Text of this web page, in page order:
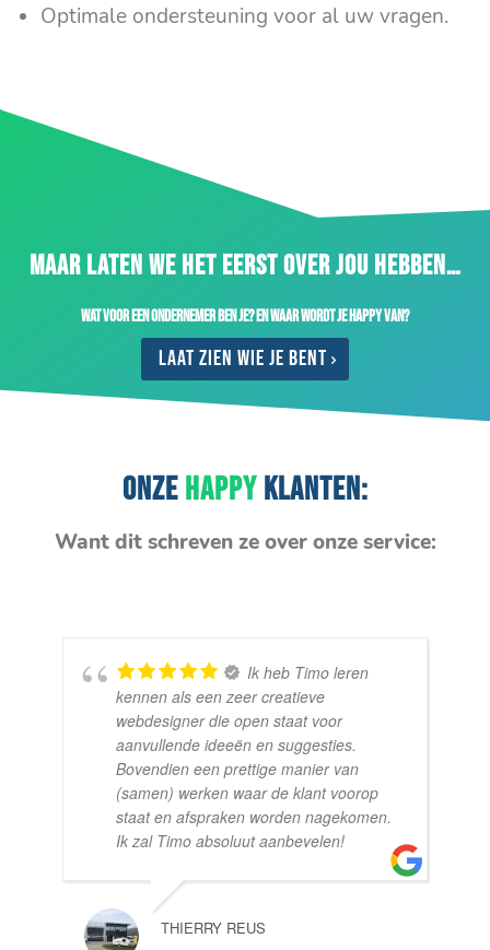
Optimale ondersteuning voor al uw vragen.
MAAR LATEN WE HET EERST OVER JOU HEBBEN…
Wat voor een ondernemer ben je? En waar wordt je happy van?
Laat zien wie je bent
ONZEHAPPYKLANTEN:
Want dit schreven ze over onze service:
Ik heb Timo leren
kennen als een zeer creatieve
webdesigner die open staat voor
aanvullende ideeën en suggesties.
Bovendien een prettige manier van
(samen) werken waar de klant voorop
staat en afspraken worden nagekomen.
Ik zal Timo absoluut aanbevelen!
THIERRY REUS